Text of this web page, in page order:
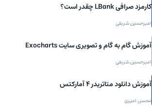
کارمزد صرافی LBank چقدر است؟
امیرحسین شریفی
آموزش گام به گام و تصویری سایت Exocharts
امیرحسین شریفی
آموزش دانلود متاتریدر 4 آمارکتس
محسن امیری